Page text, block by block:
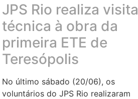
JPS Rio realiza visita
técnica à obra da
primeira ETE de
Teresópolis
No último sábado (20/06), os
voluntários do JPS Rio realizaram